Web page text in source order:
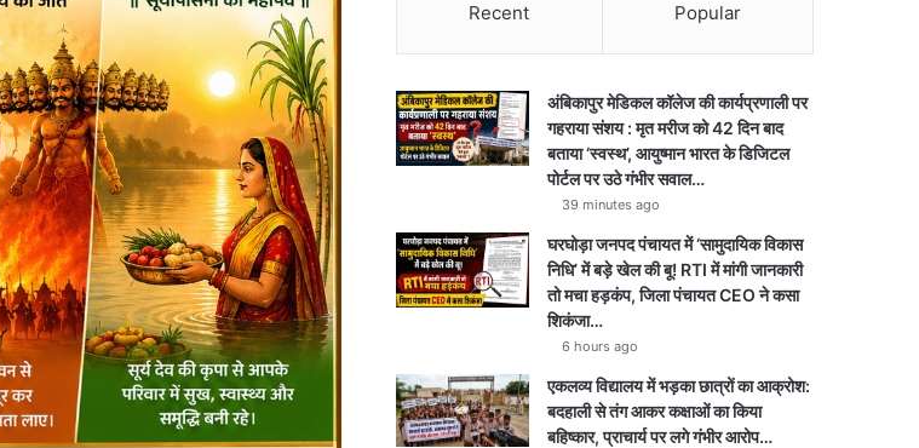
Recent Popular
अंबिकापुर मेडिकल कॉलेज की कार्यप्रणाली पर
गहराया संशय : मृत मरीज को 42 दिन बाद
बताया ‘स्वस्थ’, आयुष्मान भारत के डिजिटल
पोर्टल पर उठे गंभीर सवाल…
39 minutes ago
घरघोड़ा जनपद पंचायत में ‘सामुदायिक विकास
निधि’ में बड़े खेल की बू! RTI में मांगी जानकारी
तो मचा हड़कंप, जिला पंचायत CEO ने कसा
शिकंजा…
6 hours ago
एकलव्य विद्यालय में भड़का छात्रों का आक्रोश:
बदहाली से तंग आकर कक्षाओं का किया
बहिष्कार, प्राचार्य पर लगे गंभीर आरोप…